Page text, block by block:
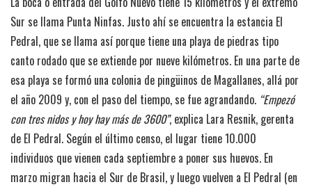
Sur se llama Punta Ninfas. Justo ahí se encuentra la estancia El
Pedral, que se llama así porque tiene una playa de piedras tipo
canto rodado que se extiende por nueve kilómetros. En una parte de
esa playa se formó una colonia de pingüinos de Magallanes, allá por
el año 2009 y, con el paso del tiempo, se fue agrandando. “Empezó
con tres nidos y hoy hay más de 3600”, explica Lara Resnik, gerenta
de El Pedral. Según el último censo, el lugar tiene 10.000
individuos que vienen cada septiembre a poner sus huevos. En
marzo migran hacia el Sur de Brasil, y luego vuelven a El Pedral (en